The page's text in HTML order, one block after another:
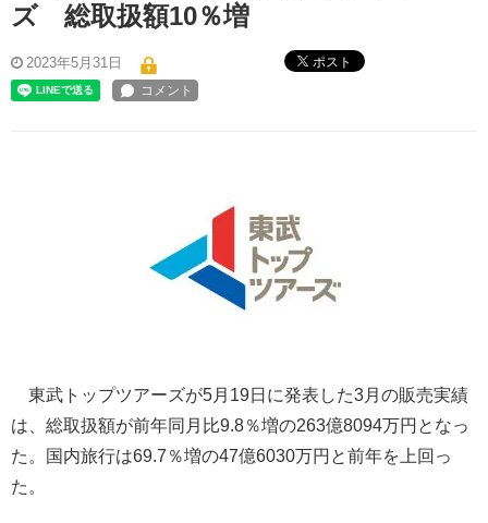
ズ 総取扱額10％増
2023年5月31日 ポスト
東武トップツアーズが5月19日に発表した3月の販売実績
は、総取扱額が前年同月比9.8％増の263億8094万円となっ
た。国内旅行は69.7％増の47億6030万円と前年を上回っ
た。